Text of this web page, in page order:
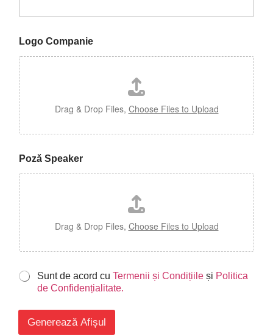
Logo Companie
Drag & Drop Files, Choose Files to Upload
Poză Speaker
Drag & Drop Files, Choose Files to Upload
* Sunt de acord cu Termenii și Condițiile și Politica
de Confidențialitate.
Generează Afișul